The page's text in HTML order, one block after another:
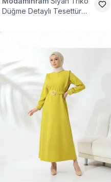
Düğme Detaylı Tesettür